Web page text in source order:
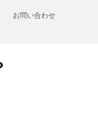
お問い合わせ